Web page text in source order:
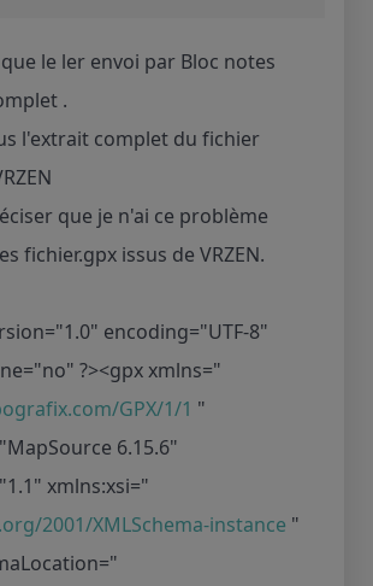
que le ler envoi par Bloc notes
.
l'extrait complet du fichier
que je n'ai ce problème
fichier.gpx issus de VRZEN.
encoding="UTF-8"
?><gpx xmlns="
GPX/1/1 "
6.15.6"
xmlns:xsi="
2001/XMLSchema-instance "